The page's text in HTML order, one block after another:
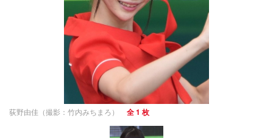
荻野由佳（撮影：竹内みちまろ） 全 1 枚